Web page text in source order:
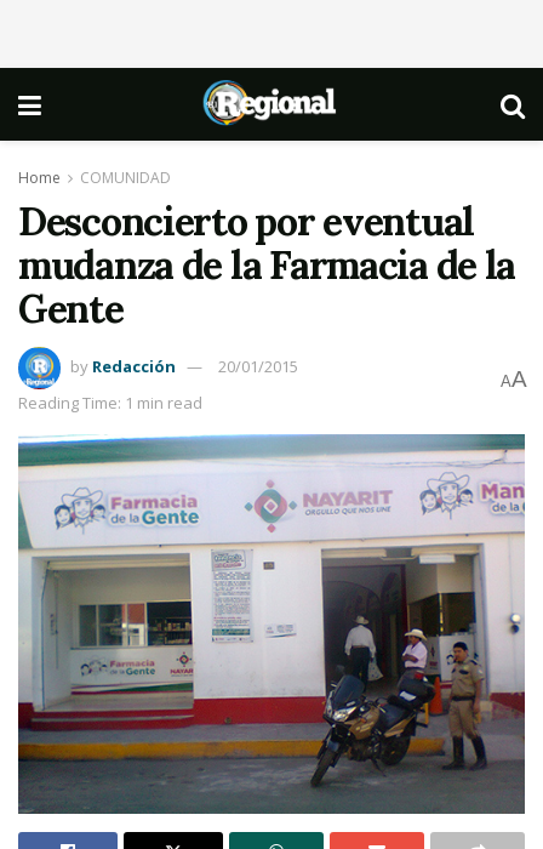
Home COMUNIDAD
Desconcierto por eventual
mudanza de la Farmacia de la
Gente
by Redacción
20/01/2015
Reading Time: 1 min read
AA